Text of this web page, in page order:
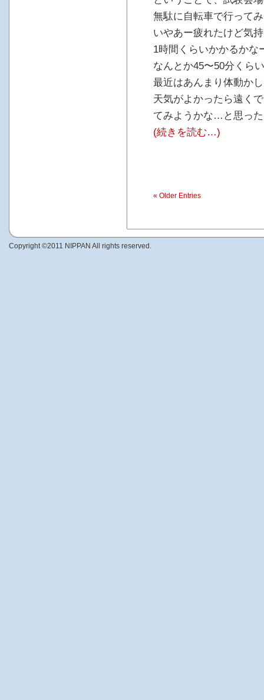
無駄に自転車で行って
いやあー疲れたけど気
1時間くらいかかるかな
なんとか45〜50分くら
最近はあんまり体動か
天気がよかったら遠く
てみようかな…と思っ
(続きを読む…)
« Older Entries
Copyright ©2011 NIPPAN All rights reserved.